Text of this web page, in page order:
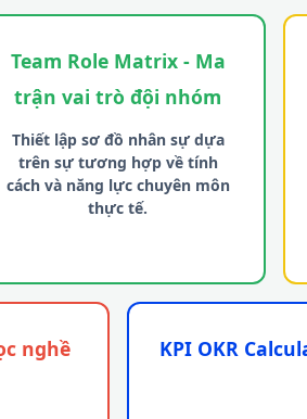
Team Role Matrix - Ma
trận vai trò đội nhóm
Thiết lập sơ đồ nhân sự dựa
trên sự tương hợp về tính
cách và năng lực chuyên môn
thực tế.
nghề
KPI OKR